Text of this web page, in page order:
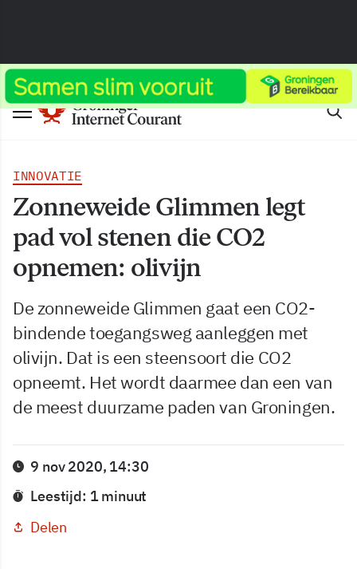
INNOVATIE
Zonneweide Glimmen legt
pad vol stenen die CO2
opnemen: olivijn
De zonneweide Glimmen gaat een CO2-
bindende toegangsweg aanleggen met
olivijn. Dat is een steensoort die CO2
opneemt. Het wordt daarmee dan een van
de meest duurzame paden van Groningen.
9 nov 2020, 14:30
Leestijd: 1 minuut
Delen